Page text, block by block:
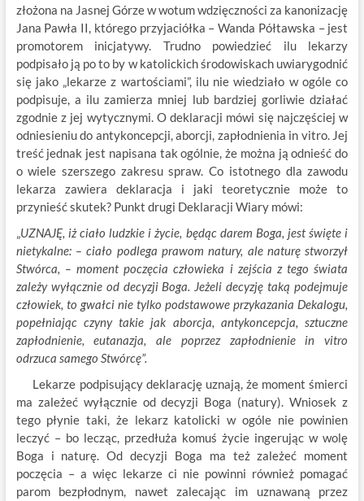
złożona na Jasnej Górze w wotum wdzięczności za kanonizację
Jana Pawła II, którego przyjaciółka – Wanda Półtawska – jest
promotorem inicjatywy. Trudno powiedzieć ilu lekarzy
podpisało ją po to by w katolickich środowiskach uwiarygodnić
się jako „lekarze z wartościami”, ilu nie wiedziało w ogóle co
podpisuje, a ilu zamierza mniej lub bardziej gorliwie działać
zgodnie z jej wytycznymi. O deklaracji mówi się najczęściej w
odniesieniu do antykoncepcji, aborcji, zapłodnienia in vitro. Jej
treść jednak jest napisana tak ogólnie, że można ją odnieść do
o wiele szerszego zakresu spraw. Co istotnego dla zawodu
lekarza zawiera deklaracja i jaki teoretycznie może to
przynieść skutek? Punkt drugi Deklaracji Wiary mówi:
„UZNAJĘ, iż ciało ludzkie i życie, będąc darem Boga, jest święte i
nietykalne: – ciało podlega prawom natury, ale naturę stworzył
Stwórca, – moment poczęcia człowieka i zejścia z tego świata
zależy wyłącznie od decyzji Boga. Jeżeli decyzję taką podejmuje
człowiek, to gwałci nie tylko podstawowe przykazania Dekalogu,
popełniając czyny takie jak aborcja, antykoncepcja, sztuczne
zapłodnienie, eutanazja, ale poprzez zapłodnienie in vitro
odrzuca samego Stwórcę”.
Lekarze podpisujący deklarację uznają, że moment śmierci
ma zależeć wyłącznie od decyzji Boga (natury). Wniosek z
tego płynie taki, że lekarz katolicki w ogóle nie powinien
leczyć – bo lecząc, przedłuża komuś życie ingerując w wolę
Boga i naturę. Od decyzji Boga ma też zależeć moment
poczęcia – a więc lekarze ci nie powinni również pomagać
parom bezpłodnym, nawet zalecając im uznawaną przez